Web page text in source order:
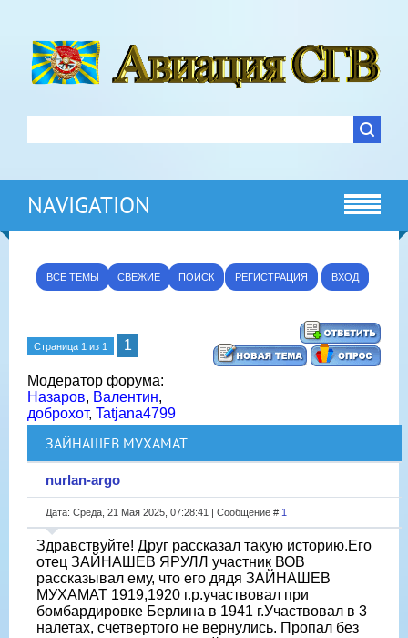
NAVIGATION
ВСЕ ТЕМЫ СВЕЖИЕ ПОИСК РЕГИСТРАЦИЯ ВХОД
Страница 1 из 1 1
Модератор форума:
Назаров, Валентин,
доброхот, Tatjana4799
ЗАЙНАШЕВ МУХАМАТ
nurlan-argo
Дата: Среда, 21 Мая 2025, 07:28:41 | Сообщение # 1
Здравствуйте! Друг рассказал такую историю.Его
отец ЗАЙНАШЕВ ЯРУЛЛ участник ВОВ
рассказывал ему, что его дядя ЗАЙНАШЕВ
МУХАМАТ 1919,1920 г.р.участвовал при
бомбардировке Берлина в 1941 г.Участвовал в 3
налетах, счетвертого не вернулись. Пропал без